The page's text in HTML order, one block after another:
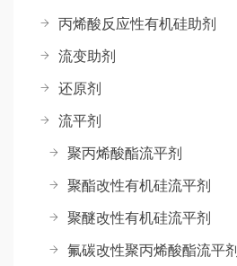
丙烯酸反应性有机硅助剂
流变助剂
还原剂
流平剂
聚丙烯酸酯流平剂
聚酯改性有机硅流平剂
聚醚改性有机硅流平剂
氟碳改性聚丙烯酸酯流平剂